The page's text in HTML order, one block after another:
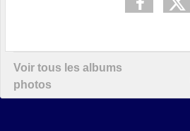
Voir tous les albums
photos